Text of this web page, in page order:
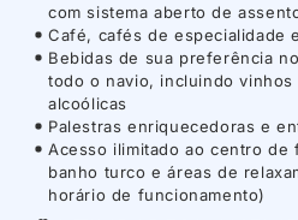
com sistema aberto de
Café, cafés de especialidade
Bebidas de sua preferência
todo o navio, incluindo
alcoólicas
Palestras enriquecedoras e
Acesso ilimitado ao centro de
banho turco e áreas de
horário de funcionamento)